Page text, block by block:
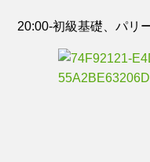
20:00-初級基礎、パリ